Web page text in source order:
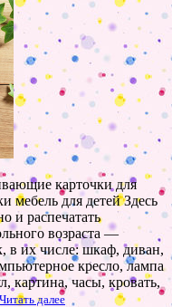
карточки для
мебель для детей Здесь
и распечатать
возраста —
в их числе: шкаф, диван,
кресло, лампа
картина, часы, кровать,
Читать далее